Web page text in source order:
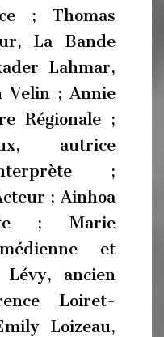
; Thomas
La Bande
Lahmar,
Velin ; Annie
Régionale ;
autrice
;
; Ainhoa
; Marie
et
ancien
Loiret-
Loizeau,